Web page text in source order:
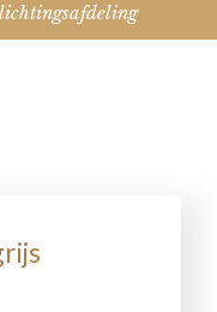
in slapen